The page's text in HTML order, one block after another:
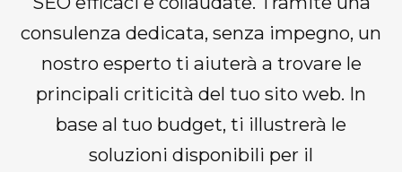
consulenza dedicata, senza impegno, un
nostro esperto ti aiuterà a trovare le
principali criticità del tuo sito web. In
base al tuo budget, ti illustrerà le
soluzioni disponibili per il